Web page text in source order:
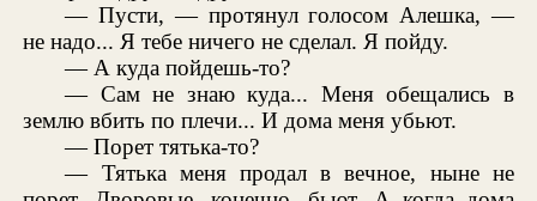
— Пусти, — протянул голосом Алешка, —
не надо... Я тебе ничего не сделал. Я пойду.
— А куда пойдешь-то?
— Сам не знаю куда... Меня обещались в
землю вбить по плечи... И дома меня убьют.
— Порет тятька-то?
— Тятька меня продал в вечное, ныне не